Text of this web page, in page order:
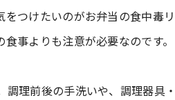
つけたいのがお弁当の食中毒リ
事よりも注意が必要なのです。
理前後の手洗いや、調理器具・